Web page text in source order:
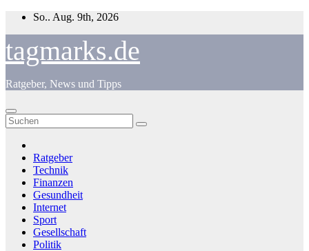
Zum
So.. Aug. 9th, 2026
tagmarks.de
Ratgeber, News und Tipps
Ratgeber
Technik
Finanzen
Gesundheit
Internet
Sport
Gesellschaft
Politik